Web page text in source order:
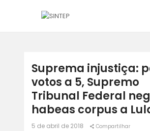
INÍCIO
O SINDICATO
JURÍDICO
Suprema injustiça:
votos a 5, Supremo
Tribunal Federal
habeas corpus a
5 de abril de 2018 Compartilhar